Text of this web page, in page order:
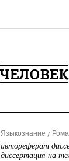
Языкознание
автореферат
диссертация на